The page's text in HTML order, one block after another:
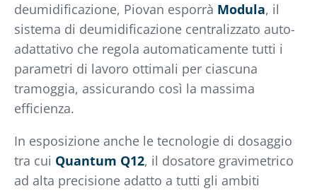
deumidificazione, Piovan esporrà Modula, il
sistema di deumidificazione centralizzato auto-
adattativo che regola automaticamente tutti i
parametri di lavoro ottimali per ciascuna
tramoggia, assicurando così la massima
efficienza.
In esposizione anche le tecnologie di dosaggio
tra cui Quantum Q12, il dosatore gravimetrico
ad alta precisione adatto a tutti gli ambiti